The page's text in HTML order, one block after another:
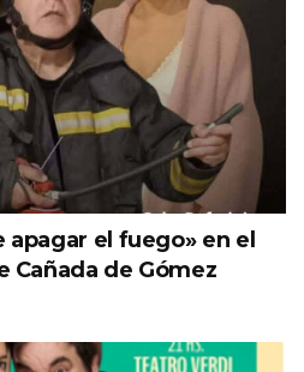
apagar el fuego» en el
Cañada de Gómez